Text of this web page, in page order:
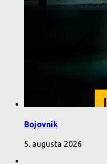
Bojovník
5. augusta 2026